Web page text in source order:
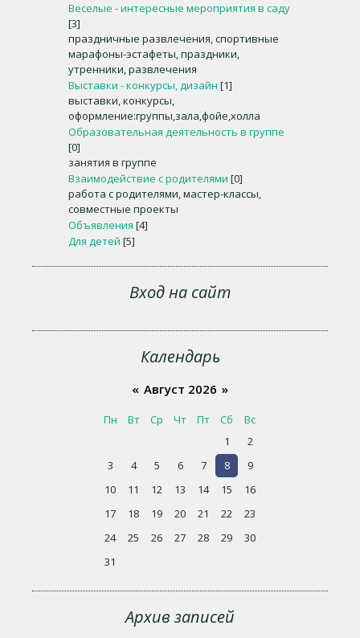
Веселые - интересные мероприятия в саду
[3]
праздничные развлечения, спортивные
марафоны-эстафеты, праздники,
утренники, развлечения
Выставки - конкурсы, дизайн [1]
выставки, конкурсы,
оформление:группы,зала,фойе,холла
Образовательная деятельность в группе
[0]
занятия в группе
Взаимодействие с родителями [0]
работа с родителями, мастер-классы,
совместные проекты
Объявления [4]
Для детей [5]
Вход на сайт
Календарь
« Август 2026 »
Пн Вт Ср Чт Пт Сб
Вс
1
2
3
4 5 6 7 8
9
10
11 12 13 14 15
16
17
18 19 20 21 22
23
24
25 26 27 28 29
30
31
Архив записей